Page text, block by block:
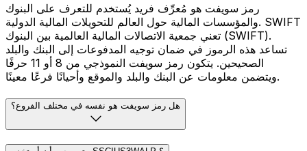
رمز سويفت هو مُعرِّف فريد يُستخدم للتعرف على البنوك
والمؤسسات المالية حول العالم للتحويلات المالية الدولية. SWIFT
تعني جمعية الاتصالات المالية العالمية بين البنوك (SWIFT).
تساعد هذه الرموز في ضمان توجيه المدفوعات إلى البنك والبلد
الصحيحين. يتكون رمز سويفت النموذجي من 8 أو 11 حرفًا
ويتضمن معلومات عن البنك والبلد والموقع وأحيانًا فرعًا معينًا.
هل رمز سويفت هو نفسه في مختلف الفروع؟